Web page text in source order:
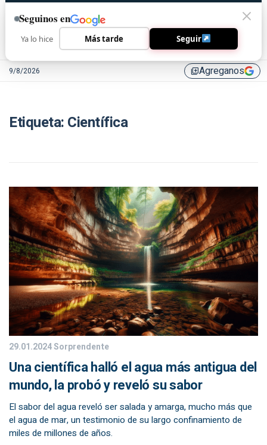
9/8/2026 library_addAgreganos
Etiqueta: Científica
29.01.2024Sorprendente
Una científica halló el agua más antigua del
mundo, la probó y reveló su sabor
El sabor del agua reveló ser salada y amarga, mucho más que
el agua de mar, un testimonio de su largo confinamiento de
miles de millones de años.
Seguinos en
Ya lo hice Más tarde Seguir